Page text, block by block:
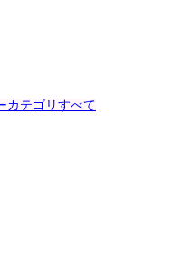
カテゴリすべて